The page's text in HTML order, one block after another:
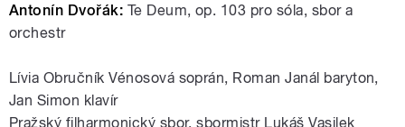
Antonín Dvořák: Te Deum, op. 103 pro sóla, sbor a
orchestr
Lívia Obručník Vénosová soprán, Roman Janál baryton,
Jan Simon klavír
Pražský filharmonický sbor, sbormistr Lukáš Vasilek